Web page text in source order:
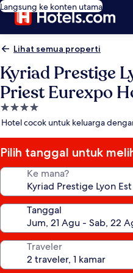
Langsung ke konten utama
Lihat semua properti
Kyriad Prestige
Priest Eurexpo
Properti
bintang
Hotel cocok untuk keluarga
Pilih tanggal untuk
Ke mana?
Tanggal
Traveler